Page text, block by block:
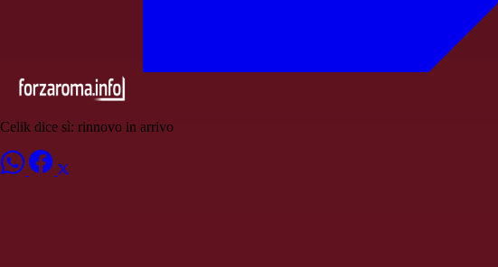
Celik dice sì: rinnovo in arrivo